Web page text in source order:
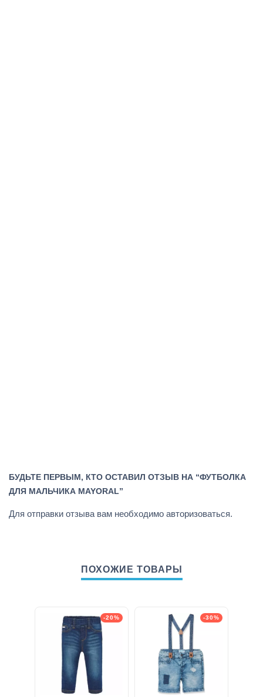
БУДЬТЕ ПЕРВЫМ, КТО ОСТАВИЛ ОТЗЫВ НА “ФУТБОЛКА
ДЛЯ МАЛЬЧИКА MAYORAL”
Для отправки отзыва вам необходимо авторизоваться.
ПОХОЖИЕ ТОВАРЫ
-20% -30%